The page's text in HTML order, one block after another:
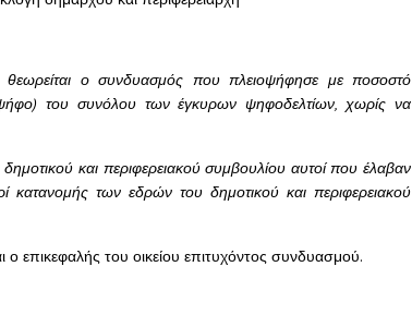
θεωρείται ο συνδυασμός που πλειοψήφησε με ποσοστό
του συνόλου των έγκυρων ψηφοδελτίων, χωρίς να
και περιφερειακού συμβουλίου αυτοί που έλαβαν
των εδρών του δημοτικού και περιφερειακού
ο επικεφαλής του οικείου επιτυχόντος συνδυασμού.